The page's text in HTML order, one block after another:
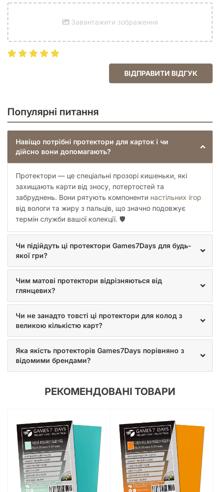
Завантажити зображення
ВІДПРАВИТИ ВІДГУК
Популярні питання
Навіщо потрібні протектори для карток і чи
дійсно вони допомагають?
Протектори — це спеціальні прозорі кишеньки, які
захищають карти від зносу, потертостей та
забруднень. Вони рятують компоненти настільних ігор
від вологи та жиру з пальців, що значно подовжує
термін служби вашої колекції. 🛡️
Чи підійдуть ці протектори Games7Days для будь-
якої гри?
Чим матові протектори відрізняються від
глянцевих?
Чи не занадто товсті ці протектори для колод з
великою кількістю карт?
Яка якість протекторів Games7Days порівняно з
відомими брендами?
РЕКОМЕНДОВАНІ ТОВАРИ